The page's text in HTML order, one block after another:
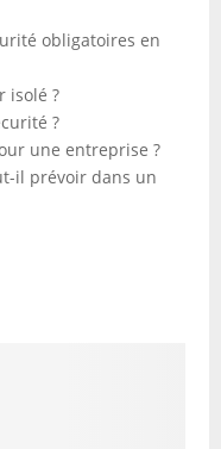
obligatoires en
isolé ?
?
une entreprise ?
il prévoir dans un